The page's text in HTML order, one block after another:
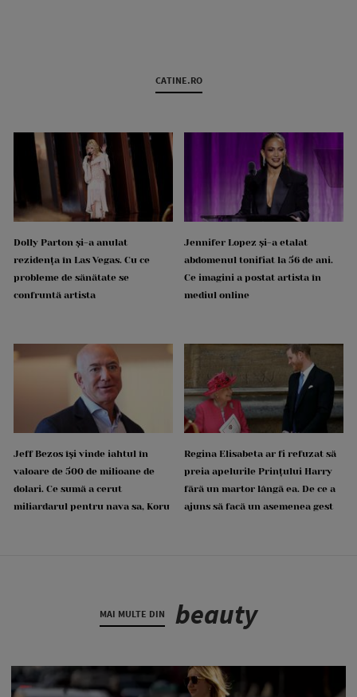
CATINE.RO
Dolly Parton și-a anulat
rezidența în Las Vegas. Cu ce
probleme de sănătate se
confruntă artista
Jennifer Lopez și-a etalat
abdomenul tonifiat la 56 de ani.
Ce imagini a postat artista în
mediul online
Jeff Bezos își vinde iahtul în
valoare de 500 de milioane de
dolari. Ce sumă a cerut
miliardarul pentru nava sa, Koru
Regina Elisabeta ar fi refuzat să
preia apelurile Prințului Harry
fără un martor lângă ea. De ce a
ajuns să facă un asemenea gest
MAI MULTE DIN beauty